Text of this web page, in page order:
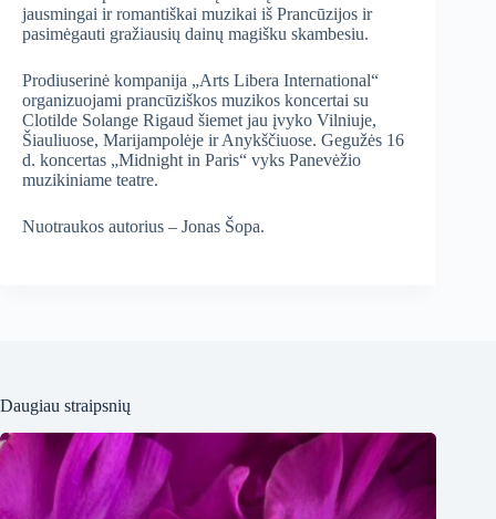
jausmingai ir romantiškai muzikai iš Prancūzijos ir
pasimėgauti gražiausių dainų magišku skambesiu.
Prodiuserinė kompanija „Arts Libera International“
organizuojami prancūziškos muzikos koncertai su
Clotilde Solange Rigaud šiemet jau įvyko Vilniuje,
Šiauliuose, Marijampolėje ir Anykščiuose. Gegužės 16
d. koncertas „Midnight in Paris“ vyks Panevėžio
muzikiniame teatre.
Nuotraukos autorius – Jonas Šopa.
Daugiau straipsnių